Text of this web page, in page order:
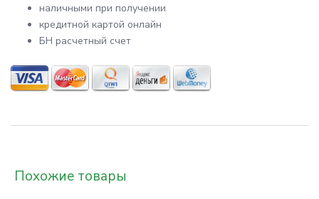
наличными при получении
кредитной картой онлайн
БН расчетный счет
Похожие товары